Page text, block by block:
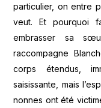
particulier, on entre
veut. Et pourquoi
embrasser sa
raccompagne
corps étendus,
saisissante, mais
nonnes ont été